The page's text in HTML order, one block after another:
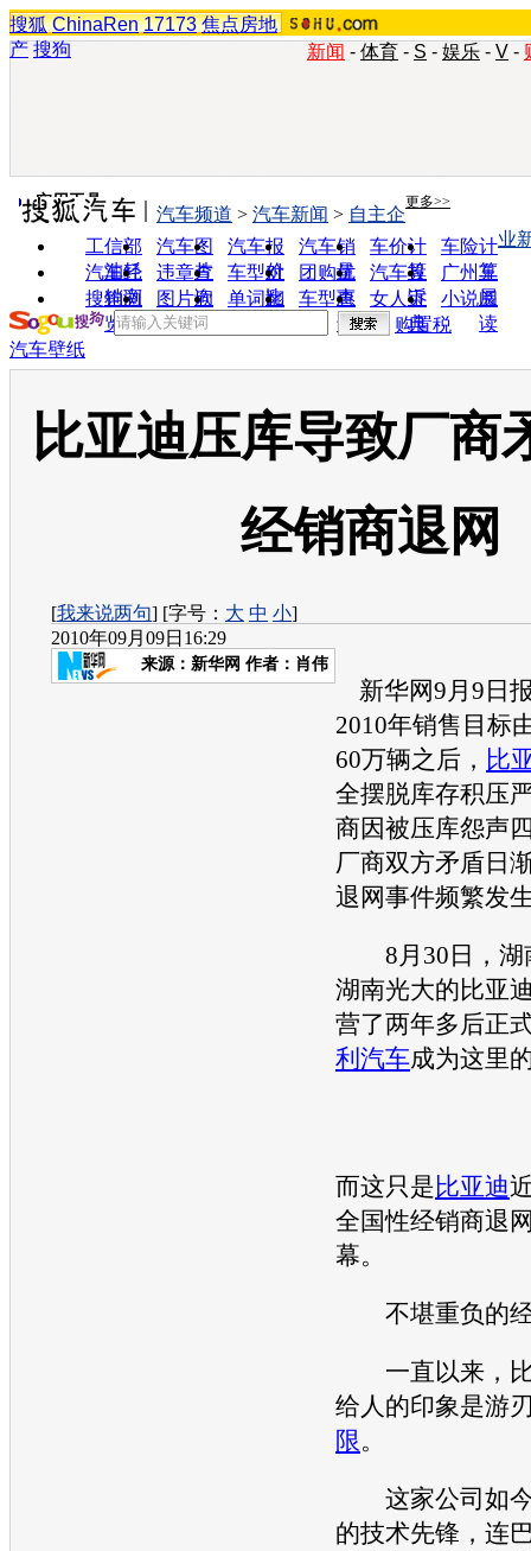
搜狐 ChinaRen 17173 焦点房地
产 搜狗 新闻 - 体育 - S - 娱乐 - V -
实用工具 更多>>
工信部
油耗
汽车图
片
汽车报
价
汽车销
量
车价计
算
车险计
算
汽车经
销商
违章查
询
车型对
比
团购优
惠
汽车投
诉
广州车
展
搜狗浏
览器
图片欣
赏
单词翻
车型查
询
女人宝
典
小说阅
读
汽车频道 > 汽车新闻 > 自主企
业
购置税
汽车壁纸
比亚迪压库导致厂商
经销商退网
[我来说两句] [字号： 大 中 小]
2010年09月09日16:29
来源： 新华网 作者：肖伟
新华网9月9日
2010年销售目标
60万辆之后， 比
全摆脱库存积压
商因被压库怨声
厂商双方矛盾日
退网事件频繁
8月30日，湖
湖南光大的比亚
营了两年多后正
利汽车成为这里
而这只是比亚迪
全国性经销商退
幕。
不堪重负的
一直以来，
给人的印象是游
限。
这家公司如
的技术先锋，连